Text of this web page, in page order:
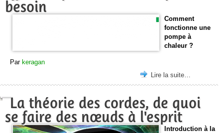
besoin
Comment
fonctionne une
pompe à
chaleur ?
Par keragan
Lire la suite…
La théorie des cordes, de quoi
se faire des nœuds à l'esprit
Introduction à la